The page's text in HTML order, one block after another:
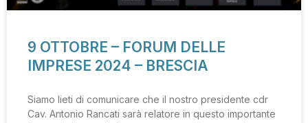
9 OTTOBRE – FORUM DELLE
IMPRESE 2024 – BRESCIA
Siamo lieti di comunicare che il nostro presidente cdr
Cav. Antonio Rancati sarà relatore in questo importante